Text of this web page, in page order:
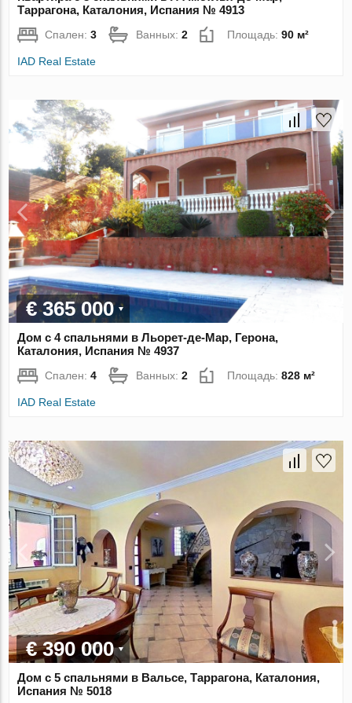
Таррагона, Каталония, Испания № 4913
Спален:3 Ванных:2 Площадь:90 м²
IAD Real Estate
€ 365 000
Дом с 4 спальнями в Льорет-де-Мар, Герона,
Каталония, Испания № 4937
Спален:4 Ванных:2 Площадь:828 м²
IAD Real Estate
€ 390 000
Дом с 5 спальнями в Вальсе, Таррагона, Каталония,
Испания № 5018